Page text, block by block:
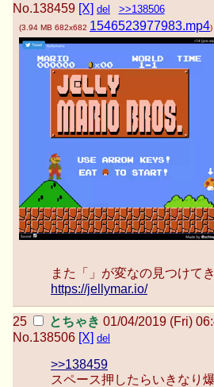
No.138459 [X] del >>138506
(3.94 MB 682x682 1546523977983.mp4)
また「」が変なの見つけて
https://jellymar.io/
とちゃき 01/04/2019 (Fri)
No.138506 [X] del
>>138459
スペース押したらいきなり